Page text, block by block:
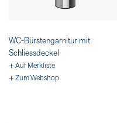
WC-Bürstengarnitur mit
Schliessdeckel
+ Auf Merkliste
+ Zum Webshop